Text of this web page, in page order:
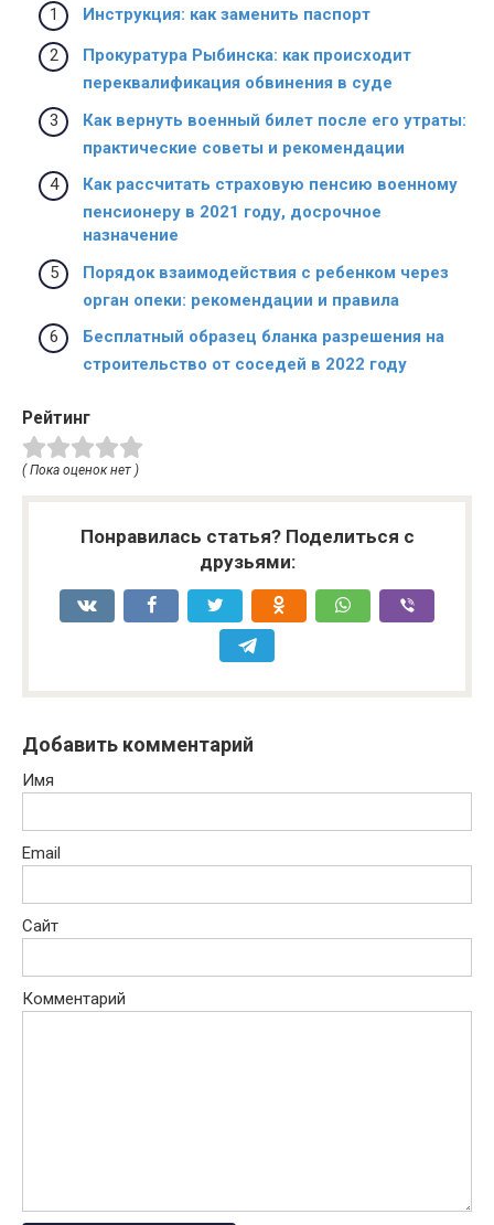
Инструкция: как заменить паспорт
Прокуратура Рыбинска: как происходит
переквалификация обвинения в суде
Как вернуть военный билет после его утраты:
практические советы и рекомендации
Как рассчитать страховую пенсию военному
пенсионеру в 2021 году, досрочное
назначение
Порядок взаимодействия с ребенком через
орган опеки: рекомендации и правила
Бесплатный образец бланка разрешения на
строительство от соседей в 2022 году
Рейтинг
( Пока оценок нет )
Понравилась статья? Поделиться с
друзьями:
Добавить комментарий
Имя
Email
Сайт
Комментарий